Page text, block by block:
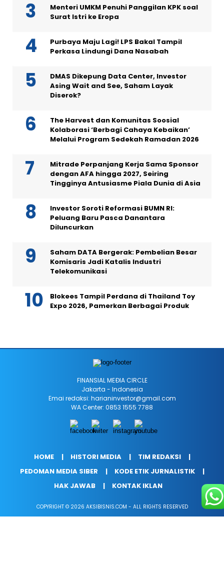
Menteri UMKM Penuhi Panggilan KPK soal
Surat Istri ke Eropa
Purbaya Maju Lagi! LPS Bakal Tampil
Perkasa Lindungi Dana Nasabah
DMAS Dikepung Data Center, Investor
Asing Wait and See, Saham Layak
Diserok?
The Harvest dan Komunitas Soosial
Kolaborasi ‘Berbagi Cahaya Kebaikan’
Melalui Program Sedekah Ramadan 2026
Mitrade Perpanjang Kerja Sama Sponsor
dengan AFA hingga 2027, Seiring
Tingginya Antusiasme Piala Dunia di Asia
Investor Soroti Reformasi BUMN RI:
Peluang Baru Pasca Danantara
Diluncurkan
Saham DATA Bergerak: Pembelian Besar
Komisaris Jadi Katalis Industri
Telekomunikasi
Blokees Tampil Perdana di Thailand Toy
Expo 2026, Pamerkan Berbagai Produk
FINANSIAL MEÐIA CIRCLE
Jakarta - Indonesia
Emai redaksi: harianinvestor@gmail.com
WA Center: 0853 1555 7788
HOME HISTORI MEDIA
TIM REDAKSI
PEDOMAN MEDIA SIBER
KODE ETIK JURNALISTIK
HAK JAWAB
KONTAK IKLAN
COPYRIGHT © 2026 AKSIBISNIS.COM - ALL RIGHTS RESERVED